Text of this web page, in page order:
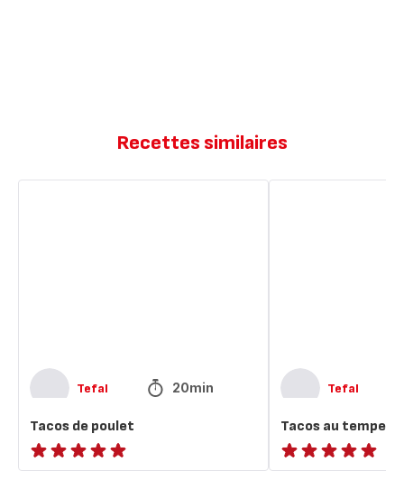
Recettes similaires
Tefal 20min
Tacos de poulet
ratings.NaN
Tefal
Tacos au tempeh
ratings.NaN